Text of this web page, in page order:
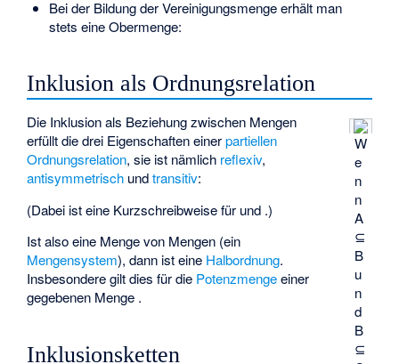
Bei der Bildung der Vereinigungsmenge erhält man
stets eine Obermenge:
Inklusion als Ordnungsrelation
W
e
n
n
A
⊆
B
u
n
d
B
⊆
Die Inklusion als Beziehung zwischen Mengen
erfüllt die drei Eigenschaften einerpartiellen
Ordnungsrelation, sie ist nämlich reflexiv,
antisymmetrisch undtransitiv:
(Dabei isteine Kurzschreibweise für und .)
Ist alsoeine Menge von Mengen (ein
Mengensystem), dann isteine Halbordnung.
Insbesondere gilt dies für die Potenzmenge einer
gegebenen Menge .
Inklusionsketten